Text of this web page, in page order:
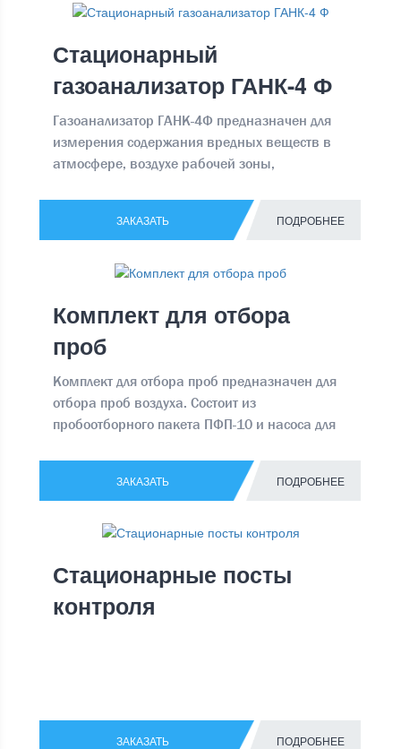
Стационарный
газоанализатор ГАНК-4 Ф
Газоанализатор ГАНК-4Ф предназначен для
измерения содержания вредных веществ в
атмосфере, воздухе рабочей зоны,
непрерывные прямые замеры воздуха,
вычисляет средний параметр за
готовый, вычисленный параметр выводит на
ЗАКАЗАТЬ ПОДРОБНЕЕ
Комплект для отбора
проб
Комплект для отбора проб предназначен для
отбора проб воздуха. Состоит из
пробоотборного пакета ПФП-10 и насоса для
ЗАКАЗАТЬ ПОДРОБНЕЕ
Стационарные посты
контроля
ЗАКАЗАТЬ ПОДРОБНЕЕ